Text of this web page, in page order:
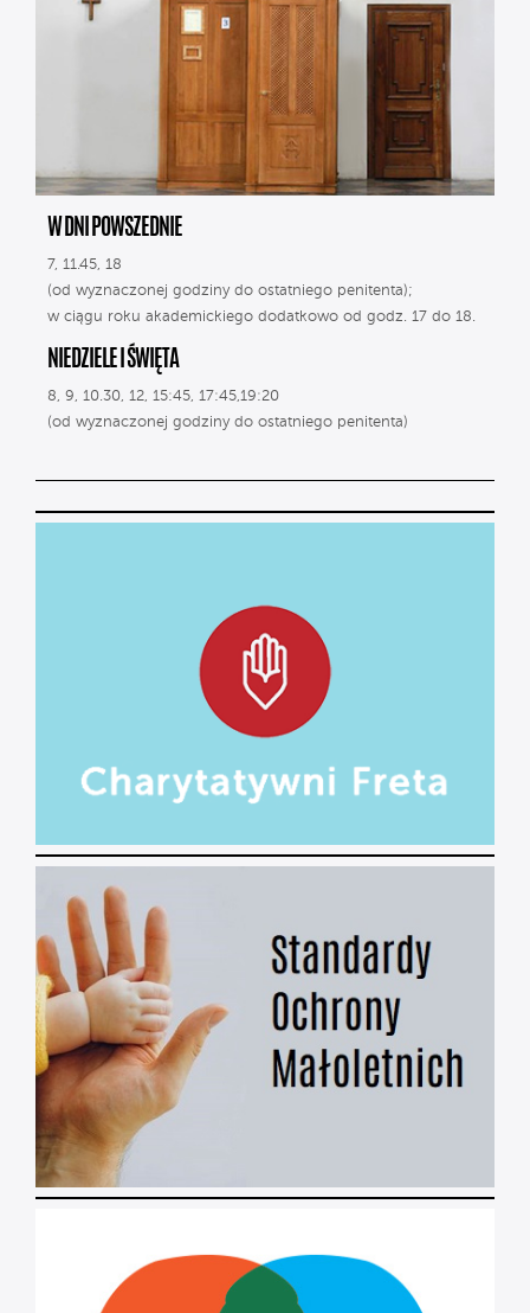
W DNI POWSZEDNIE
7, 11.45, 18
(od wyznaczonej godziny do ostatniego penitenta);
w ciągu roku akademickiego dodatkowo od godz. 17 do 18.
NIEDZIELE I ŚWIĘTA
8, 9, 10.30, 12, 15:45, 17:45,19:20
(od wyznaczonej godziny do ostatniego penitenta)